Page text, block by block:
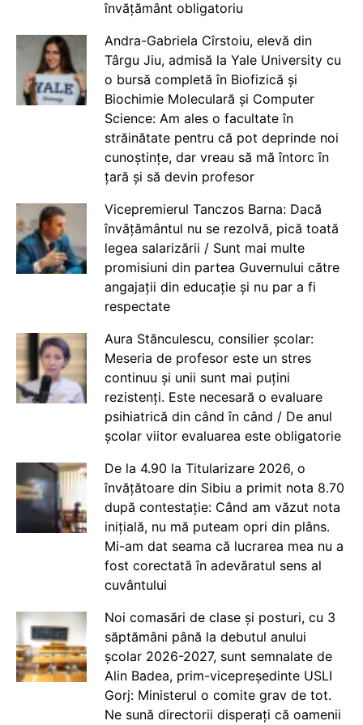
învățământ obligatoriu
Andra-Gabriela Cîrstoiu, elevă din
Târgu Jiu, admisă la Yale University cu
o bursă completă în Biofizică și
Biochimie Moleculară și Computer
Science: Am ales o facultate în
străinătate pentru că pot deprinde noi
cunoștințe, dar vreau să mă întorc în
țară și să devin profesor
Vicepremierul Tanczos Barna: Dacă
învățământul nu se rezolvă, pică toată
legea salarizării / Sunt mai multe
promisiuni din partea Guvernului către
angajații din educație și nu par a fi
respectate
Aura Stănculescu, consilier școlar:
Meseria de profesor este un stres
continuu și unii sunt mai puțini
rezistenți. Este necesară o evaluare
psihiatrică din când în când / De anul
școlar viitor evaluarea este obligatorie
De la 4.90 la Titularizare 2026, o
învățătoare din Sibiu a primit nota 8.70
după contestație: Când am văzut nota
inițială, nu mă puteam opri din plâns.
Mi-am dat seama că lucrarea mea nu a
fost corectată în adevăratul sens al
cuvântului
Noi comasări de clase și posturi, cu 3
săptămâni până la debutul anului
școlar 2026-2027, sunt semnalate de
Alin Badea, prim-vicepreședinte USLI
Gorj: Ministerul o comite grav de tot.
Ne sună directorii disperați că oamenii